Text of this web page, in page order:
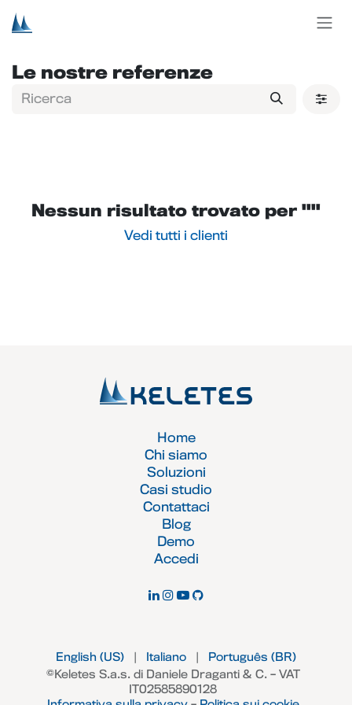
Le nostre referenze
Nessun risultato trovato per ""
Vedi tutti i clienti
Home
Chi siamo
Soluzioni
Casi studio
Contattaci
Blog
Demo
Accedi
©Keletes S.a.s. di Daniele Draganti & C. – VAT
IT02585890128
English (US) Italiano Português (BR)